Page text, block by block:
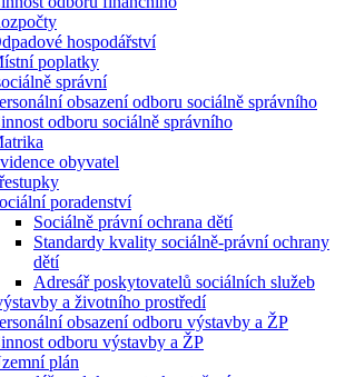
hospodářství
poplatky
správní
obsazení odboru sociálně správního
odboru sociálně správního
obyvatel
poradenství
Sociálně právní ochrana dětí
Standardy kvality sociálně-právní ochrany
dětí
Adresář poskytovatelů sociálních služeb
a životního prostředí
obsazení odboru výstavby a ŽP
odboru výstavby a ŽP
plán